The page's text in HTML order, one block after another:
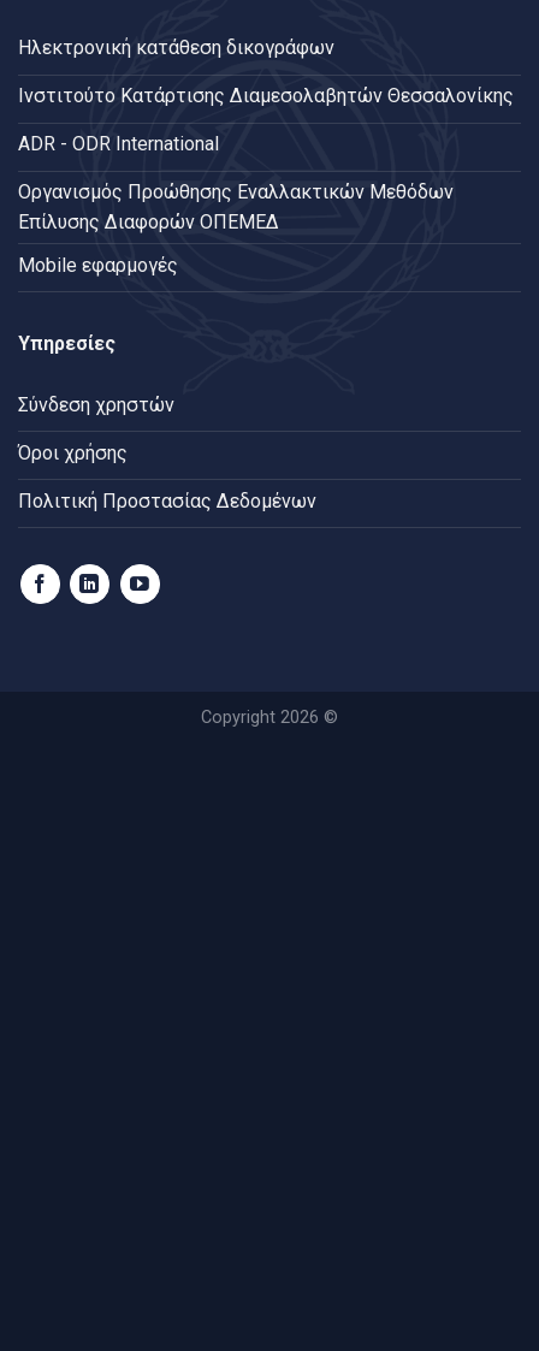
Ηλεκτρονική κατάθεση δικογράφων
Ινστιτούτο Κατάρτισης Διαμεσολαβητών Θεσσαλονίκης
ADR - ODR International
Oργανισμός Προώθησης Εναλλακτικών Μεθόδων
Επίλυσης Διαφορών ΟΠΕΜΕΔ
Mobile εφαρμογές
Υπηρεσίες
Σύνδεση χρηστών
Όροι χρήσης
Πολιτική Προστασίας Δεδομένων
Copyright 2026 ©